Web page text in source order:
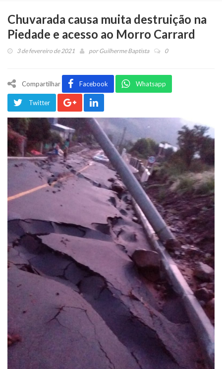
Chuvarada causa muita destruição na
Piedade e acesso ao Morro Carrard
3 de fevereiro de 2021 porGuilherme Baptista 0
Compartilhar Facebook Whatsapp
Twitter